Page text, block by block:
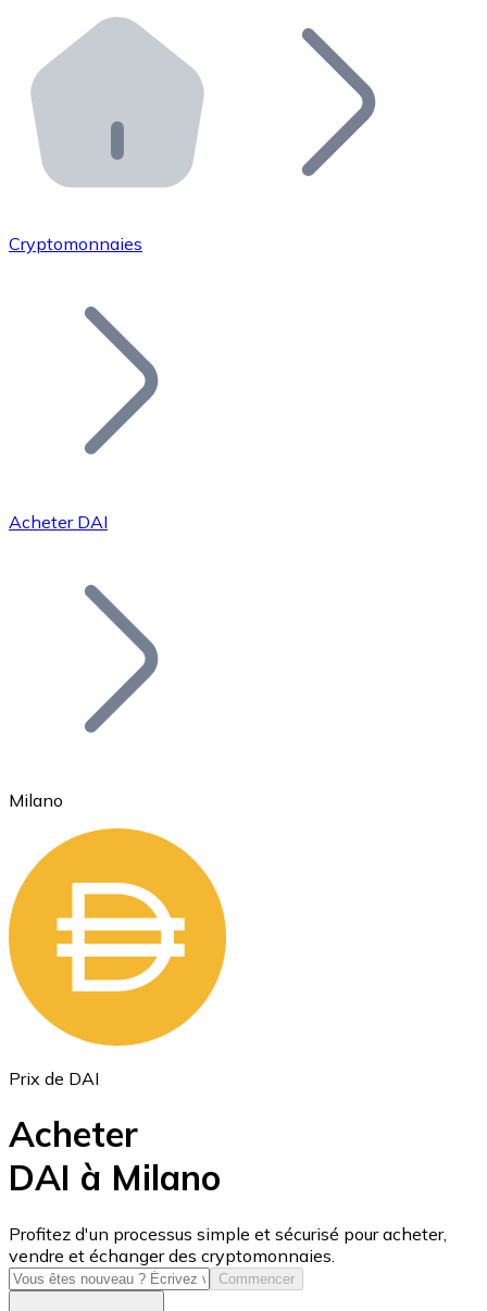
Distributeurs automatiques Bitnovo
Intégrez un ATM Bitnovo dans votre entreprise et
API Bitnovo
Intégrez notre API dans votre écosystème.
Rejoignez notre réseau de distributeurs et
Ajoutez le token de votre projet à notre service
Bitcoin
ETH
USD Coin
USDC
Cryptomonnaies
Acheter DAI
Milano
Prix de DAI
Acheter
DAI à Milano
Profitez d'un processus simple et sécurisé pour acheter,
vendre et échanger des cryptomonnaies.
Commencer